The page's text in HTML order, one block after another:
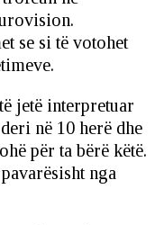
se si të votohet
jetë interpretuar
në 10 herë dhe
për ta bërë këtë.
nga